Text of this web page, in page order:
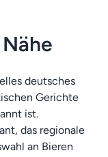
deutsches
Gerichte
ist.
das regionale
an Bieren